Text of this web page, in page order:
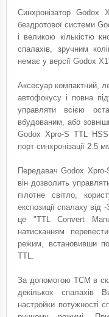
Синхронізатор
бездротової системи
і великою кількістю
спалахів, зручним
немає у версії Godox
Аксесуар компактний,
автофокусу і повна
управляти всією
вбудованим, або
Godox Xpro-S TTL
порт синхронізації 2.5
Передавач Godox Xpro-
він дозволить
пілотне світло,
експозиції спалаху
це "TTL Convert
натисканням
режим, встановивши
TTL.
За допомогою TCM в
декількох спалахів
настройки потужності